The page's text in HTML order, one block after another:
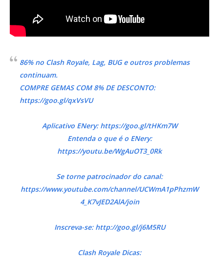
86% no Clash Royale, Lag, BUG e outros problemas
continuam.
COMPRE GEMAS COM 8% DE DESCONTO:
https://goo.gl/qxVsVU
Aplicativo ENery: https://goo.gl/tHKm7W
Entenda o que é o ENery:
https://youtu.be/WgAuOT3_0Rk
Se torne patrocinador do canal:
https://www.youtube.com/channel/UCWmA1pPhzmW
4_K7vJED2AlA/join
Inscreva-se: http://goo.gl/j6M5RU
Clash Royale Dicas: